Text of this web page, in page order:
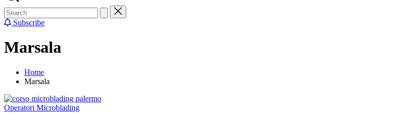
Subscribe
Marsala
Home
Marsala
Posted
Operatori Microblading